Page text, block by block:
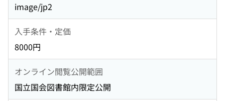
image/jp2
入手条件・定価
8000円
オンライン閲覧公開範囲
国立国会図書館内限定公開